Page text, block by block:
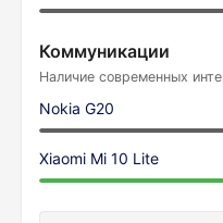
Коммуникации
Наличие современных
Nokia G20
Xiaomi Mi 10 Lite